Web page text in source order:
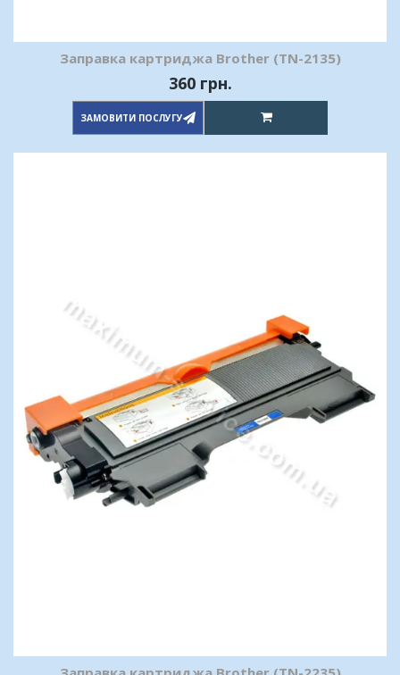
Заправка картриджа Brother (TN-2135)
360 грн.
ЗАМОВИТИ ПОСЛУГУ